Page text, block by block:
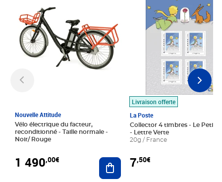
Nouvelle Attitude
Vélo électrique du facteur,
reconditionné - Taille normale -
Noir/ Rouge
1 490,00€ Ajouter au panier
Livraison offerte
La Poste
Collector 4 timbres - Le Petit
- Lettre Verte
20g / France
7,50€